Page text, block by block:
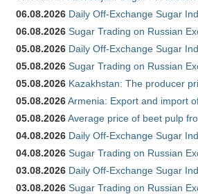
06.08.2026 Daily Off-Exchange Sugar
06.08.2026 Sugar Trading on Russian
05.08.2026 Daily Off-Exchange Sugar
05.08.2026 Sugar Trading on Russian
05.08.2026 Kazakhstan: The producer
05.08.2026Armenia: Export and import
05.08.2026Average price of beet pulp
04.08.2026 Daily Off-Exchange Sugar
04.08.2026 Sugar Trading on Russian
03.08.2026 Daily Off-Exchange Sugar
03.08.2026 Sugar Trading on Russian